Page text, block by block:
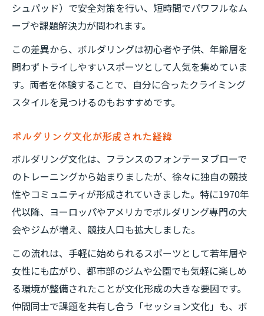
シュパッド）で安全対策を行い、短時間でパワフルなム
ーブや課題解決力が問われます。
この差異から、ボルダリングは初心者や子供、年齢層を
問わずトライしやすいスポーツとして人気を集めていま
す。両者を体験することで、自分に合ったクライミング
スタイルを見つけるのもおすすめです。
ボルダリング文化が形成された経緯
ボルダリング文化は、フランスのフォンテーヌブローで
のトレーニングから始まりましたが、徐々に独自の競技
性やコミュニティが形成されていきました。特に1970年
代以降、ヨーロッパやアメリカでボルダリング専門の大
会やジムが増え、競技人口も拡大しました。
この流れは、手軽に始められるスポーツとして若年層や
女性にも広がり、都市部のジムや公園でも気軽に楽しめ
る環境が整備されたことが文化形成の大きな要因です。
仲間同士で課題を共有し合う「セッション文化」も、ボ